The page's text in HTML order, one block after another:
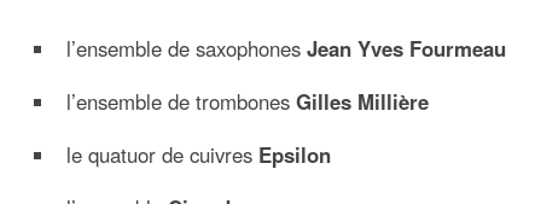
l’ensemble de saxophones Jean Yves Fourmeau
l’ensemble de trombones Gilles Millière
le quatuor de cuivres Epsilon